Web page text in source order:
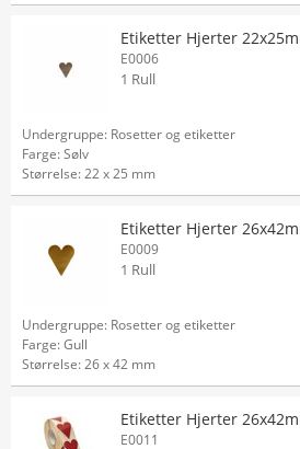
Etiketter Hjerter
E0006
1 Rull
Undergruppe: Rosetter og etiketter
Farge: Sølv
Størrelse: 22 x 25 mm
Etiketter Hjerter
E0009
1 Rull
Undergruppe: Rosetter og etiketter
Farge: Gull
Størrelse: 26 x 42 mm
Etiketter Hjerter
E0011